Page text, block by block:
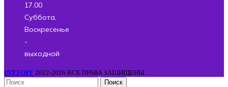
17.00
Суббота,
Воскресенье
-
выходной
INTТОРГ 2022-2026 ВСЕ ПРАВА ЗАЩИЩЕНЫ.
Поиск